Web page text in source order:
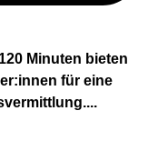
Minuten bieten
für eine